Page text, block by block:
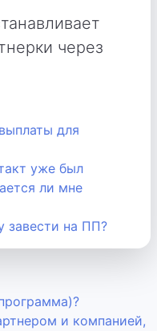
через
для
уже был
ли мне
завести на ПП?
и компанией,